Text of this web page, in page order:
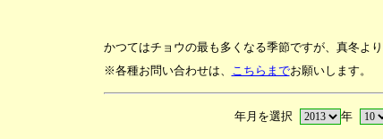
かつてはチョウの最も多くなる季節ですが、真冬よ
※各種お問い合わせは、 こちらまでお願いします。
年月を選択 年